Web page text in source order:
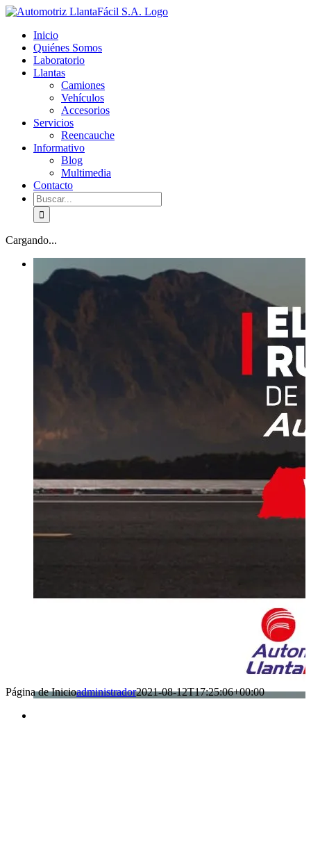
Skip
content
facebook
youtube
Inicio
Quiénes Somos
Laboratorio
Llantas
Camiones
Vehículos
Accesorios
Servicios
Reencauche
Informativo
Blog
Multimedia
Contacto
Buscar:
Cargando...
Página de Inicioadministrador2021-08-12T17:25:06+00:00